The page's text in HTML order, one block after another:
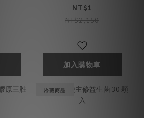
NT$1
NT$2,150
加入購物車
冷藏商品